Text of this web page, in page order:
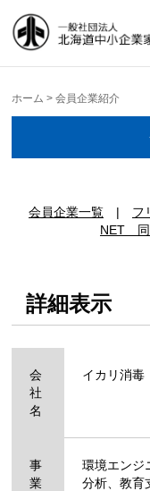
中小企業
Just another
ホーム >会員企業紹介
|
NET 同
詳細表示
会
社
名
イカリ消毒
事
業
環境エンジ
分析、教育